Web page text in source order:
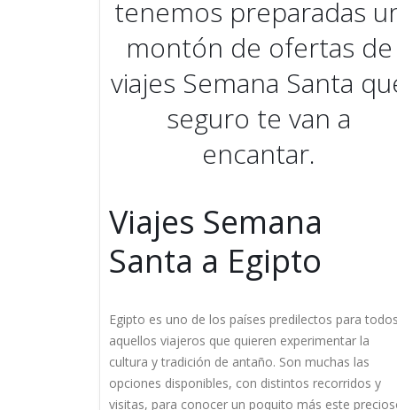
tenemos preparadas
montón de ofertas de
viajes Semana Santa
seguro te van a
encantar.
Viajes Semana
Santa a Egipto
Egipto es uno de los países predilectos para todos
aquellos viajeros que quieren experimentar la
cultura y tradición de antaño. Son muchas las
opciones disponibles, con distintos recorridos y
visitas, para conocer un poquito más este